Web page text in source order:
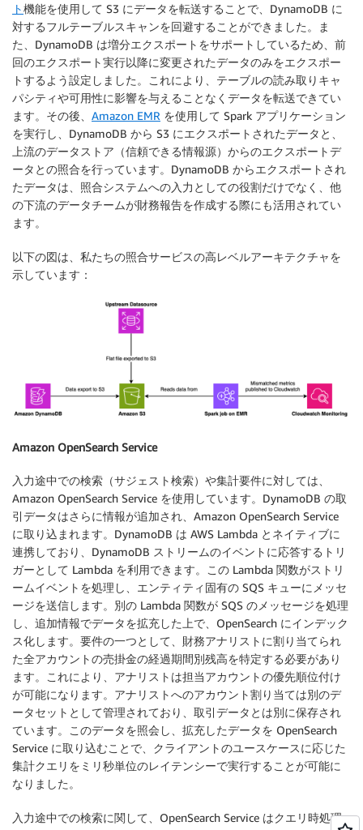
ト機能を使用して S3 にデータを転送することで、DynamoDB に
対するフルテーブルスキャンを回避することができました。ま
た、DynamoDB は増分エクスポートをサポートしているため、前
回のエクスポート実行以降に変更されたデータのみをエクスポー
トするよう設定しました。これにより、テーブルの読み取りキャ
パシティや可用性に影響を与えることなくデータを転送できてい
ます。その後、 Amazon EMR を使用して Spark アプリケーション
を実行し、DynamoDB から S3 にエクスポートされたデータと、
上流のデータストア（信頼できる情報源）からのエクスポートデ
ータとの照合を行っています。DynamoDB からエクスポートされ
たデータは、照合システムへの入力としての役割だけでなく、他
の下流のデータチームが財務報告を作成する際にも活用されてい
ます。
以下の図は、私たちの照合サービスの高レベルアーキテクチャを
示しています：
Amazon OpenSearch Service
入力途中での検索（サジェスト検索）や集計要件に対しては、
Amazon OpenSearch Service を使用しています。DynamoDB の取
引データはさらに情報が追加され、Amazon OpenSearch Service
に取り込まれます。DynamoDB は AWS Lambda とネイティブに
連携しており、DynamoDB ストリームのイベントに応答するトリ
ガーとして Lambda を利用できます。この Lambda 関数がストリ
ームイベントを処理し、エンティティ固有の SQS キューにメッセ
ージを送信します。別の Lambda 関数が SQS のメッセージを処理
し、追加情報でデータを拡充した上で、OpenSearch にインデック
ス化します。要件の一つとして、財務アナリストに割り当てられ
た全アカウントの売掛金の経過期間別残高を特定する必要があり
ます。これにより、アナリストは担当アカウントの優先順位付け
が可能になります。アナリストへのアカウント割り当ては別のデ
ータセットとして管理されており、取引データとは別に保存され
ています。このデータを照会し、拡充したデータを OpenSearch
Service に取り込むことで、クライアントのユースケースに応じた
集計クエリをミリ秒単位のレイテンシーで実行することが可能に
なりました。
入力途中での検索に関して、OpenSearch Service はクエリ時処理